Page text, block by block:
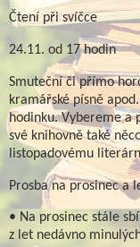
Čtení při svíčce
24.11. od 17 hodin
Smuteční či přímo
kramářské písně
hodinku. Vybereme a
své knihovně také
listopadovému
Prosba na prosinec a
• Na prosinec stále
z let nedávno